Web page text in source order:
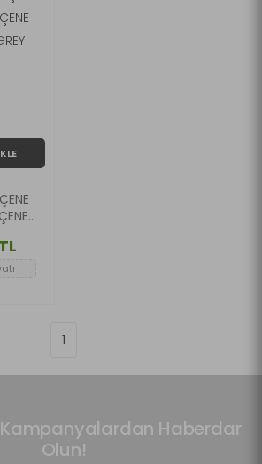
1
Haberdar
Olun!